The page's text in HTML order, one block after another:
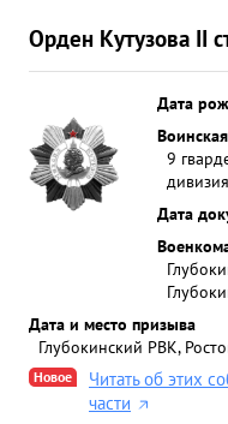
Орден Кутузова II
Дата
9
дивизия
Дата
Дата и место призыва
Глубокинский РВК,
Новое
Читать об этих
части